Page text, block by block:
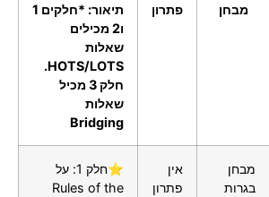
מבחן פתרון
תיאור: *חלקים 1
ו2 מכילים
שאלות
HOTS/LOTS.
חלק 3 מכיל
שאלות
Bridging
מבחן
בגרות
אין
פתרון
⭐חלק 1: על
Rules of the